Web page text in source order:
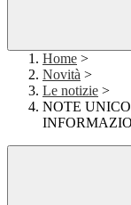
Home >
Novità >
Le notizie >
NOTE